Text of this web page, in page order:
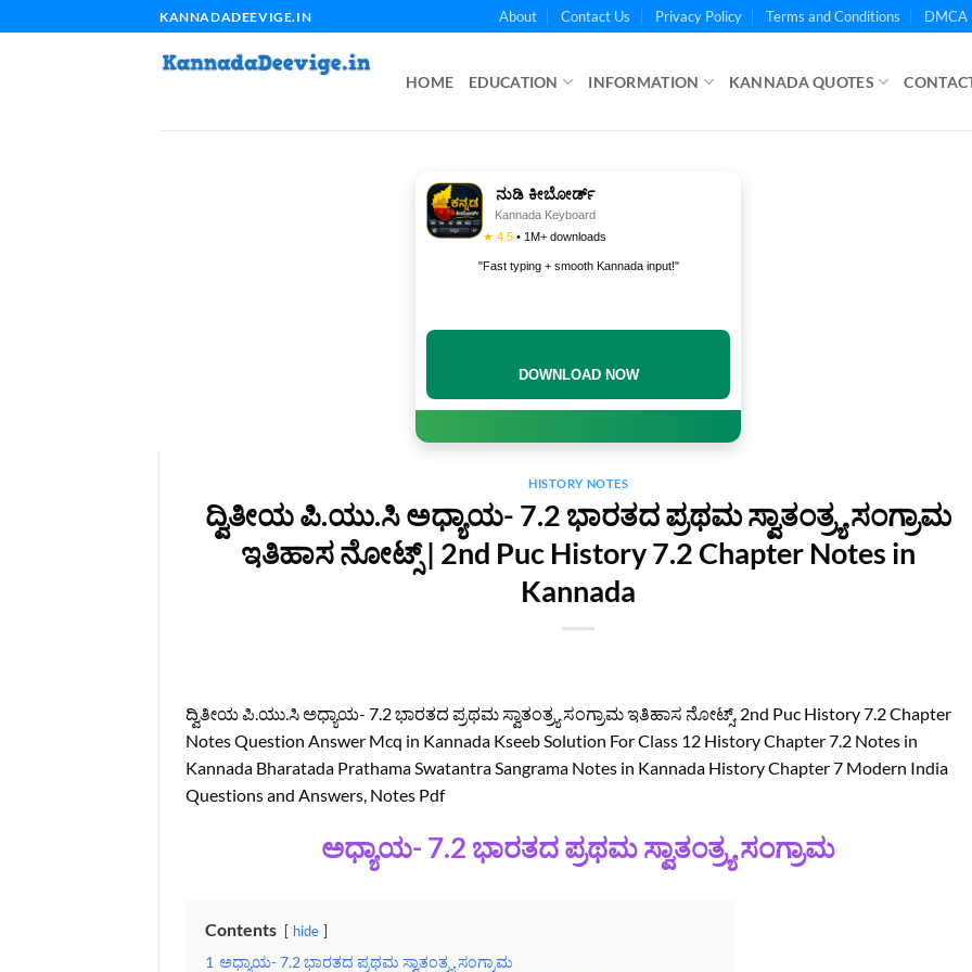
to
KANNADADEEVIGE.IN About Contact Us Privacy Policy Terms and Conditions DMCA
HOME EDUCATION INFORMATION KANNADA QUOTES
ನುಡಿ ಕೀಬೋರ್ಡ್
Kannada Keyboard
★ 4.5 • 1M+ downloads
"Fast typing + smooth Kannada input!"
DOWNLOAD NOW
HISTORY NOTES
ದ್ವಿತೀಯ ಪಿ.ಯು.ಸಿ ಅಧ್ಯಾಯ- 7.2 ಭಾರತದ ಪ್ರಥಮ ಸ್ವಾತಂತ್ರ್ಯ ಸಂಗ್ರಾಮ
ಇತಿಹಾಸ ನೋಟ್ಸ್‌ | 2nd Puc History 7.2 Chapter Notes in
Kannada
ದ್ವಿತೀಯ ಪಿ.ಯು.ಸಿ ಅಧ್ಯಾಯ- 7.2 ಭಾರತದ ಪ್ರಥಮ ಸ್ವಾತಂತ್ರ್ಯ ಸಂಗ್ರಾಮ ಇತಿಹಾಸ ನೋಟ್ಸ್, 2nd Puc History 7.2 Chapter
Notes Question Answer Mcq in Kannada Kseeb Solution For Class 12 History Chapter 7.2 Notes in
Kannada Bharatada Prathama Swatantra Sangrama Notes in Kannada History Chapter 7 Modern India
Questions and Answers, Notes Pdf
ಅಧ್ಯಾಯ- 7.2 ಭಾರತದ ಪ್ರಥಮ ಸ್ವಾತಂತ್ರ್ಯ ಸಂಗ್ರಾಮ
Contents hide
1 ಅಧ್ಯಾಯ- 7.2 ಭಾರತದ ಪ್ರಥಮ ಸ್ವಾತಂತ್ರ್ಯ ಸಂಗ್ರಾಮ